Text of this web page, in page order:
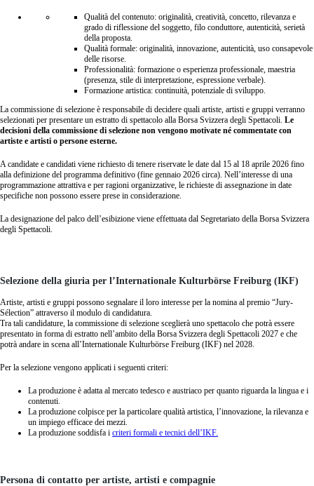
Qualità del contenuto: originalità, creatività, concetto, rilevanza e
grado di riflessione del soggetto, filo conduttore, autenticità, serietà
della proposta.
Qualità formale: originalità, innovazione, autenticità, uso consapevole
delle risorse.
Professionalità: formazione o esperienza professionale, maestria
(presenza, stile di interpretazione, espressione verbale).
Formazione artistica: continuità, potenziale di sviluppo.
La commissione di selezione è responsabile di decidere quali artiste, artisti e gruppi verranno
selezionati per presentare un estratto di spettacolo alla Borsa Svizzera degli Spettacoli. Le
decisioni della commissione di selezione non vengono motivate né commentate con
artiste e artisti o persone esterne.
A candidate e candidati viene richiesto di tenere riservate le date dal 15 al 18 aprile 2026 fino
alla definizione del programma definitivo (fine gennaio 2026 circa). Nell’interesse di una
programmazione attrattiva e per ragioni organizzative, le richieste di assegnazione in date
specifiche non possono essere prese in considerazione.
La designazione del palco dell’esibizione viene effettuata dal Segretariato della Borsa Svizzera
degli Spettacoli.
Selezione della giuria per l’Internationale Kulturbörse Freiburg (IKF)
Artiste, artisti e gruppi possono segnalare il loro interesse per la nomina al premio “Jury-
Sélection” attraverso il modulo di candidatura.
Tra tali candidature, la commissione di selezione sceglierà uno spettacolo che potrà essere
presentato in forma di estratto nell’ambito della Borsa Svizzera degli Spettacoli 2027 e che
potrà andare in scena all’Internationale Kulturbörse Freiburg (IKF) nel 2028.
Per la selezione vengono applicati i seguenti criteri:
La produzione è adatta al mercato tedesco e austriaco per quanto riguarda la lingua e i
contenuti.
La produzione colpisce per la particolare qualità artistica, l’innovazione, la rilevanza e
un impiego efficace dei mezzi.
La produzione soddisfa i criteri formali e tecnici dell’IKF.
Persona di contatto per artiste, artisti e compagnie